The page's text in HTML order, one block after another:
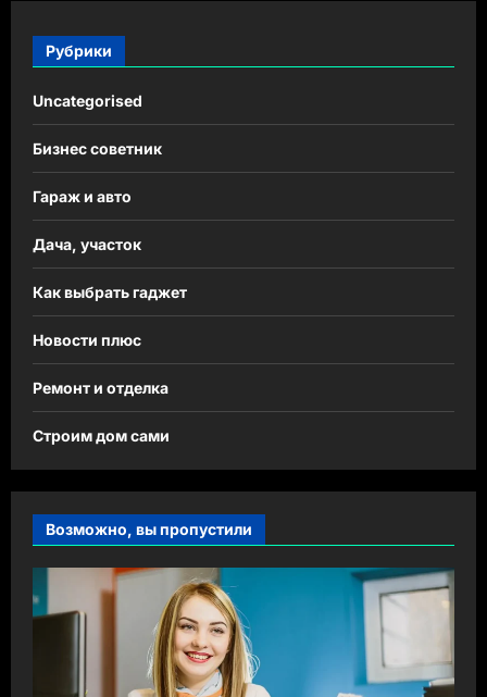
Рубрики
Uncategorised
Бизнес советник
Гараж и авто
Дача, участок
Как выбрать гаджет
Новости плюс
Ремонт и отделка
Строим дом сами
Возможно, вы пропустили